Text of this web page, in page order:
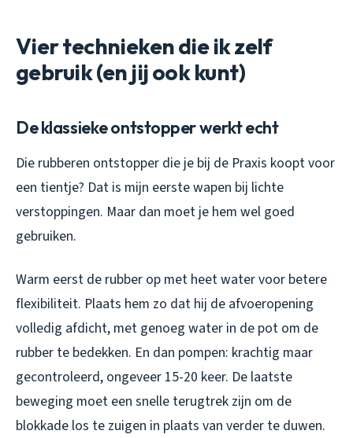
Vier technieken die ik zelf
gebruik (en jij ook kunt)
De klassieke ontstopper werkt echt
Die rubberen ontstopper die je bij de Praxis koopt voor
een tientje? Dat is mijn eerste wapen bij lichte
verstoppingen. Maar dan moet je hem wel goed
gebruiken.
Warm eerst de rubber op met heet water voor betere
flexibiliteit. Plaats hem zo dat hij de afvoeropening
volledig afdicht, met genoeg water in de pot om de
rubber te bedekken. En dan pompen: krachtig maar
gecontroleerd, ongeveer 15-20 keer. De laatste
beweging moet een snelle terugtrek zijn om de
blokkade los te zuigen in plaats van verder te duwen.